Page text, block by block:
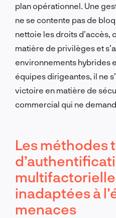
plan opérationnel. Une
ne se contente pas de
nettoie les droits d’accès,
matière de privilèges et
environnements hybrides
équipes dirigeantes, il ne
victoire en matière de
commercial qui ne
Les méthodes
inadaptées à
menaces